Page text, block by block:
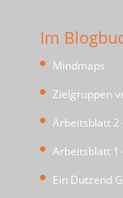
Im
Mindmaps
Zielgruppen
Arbeitsblatt 2
Arbeitsblatt 1
Ein Dutzend